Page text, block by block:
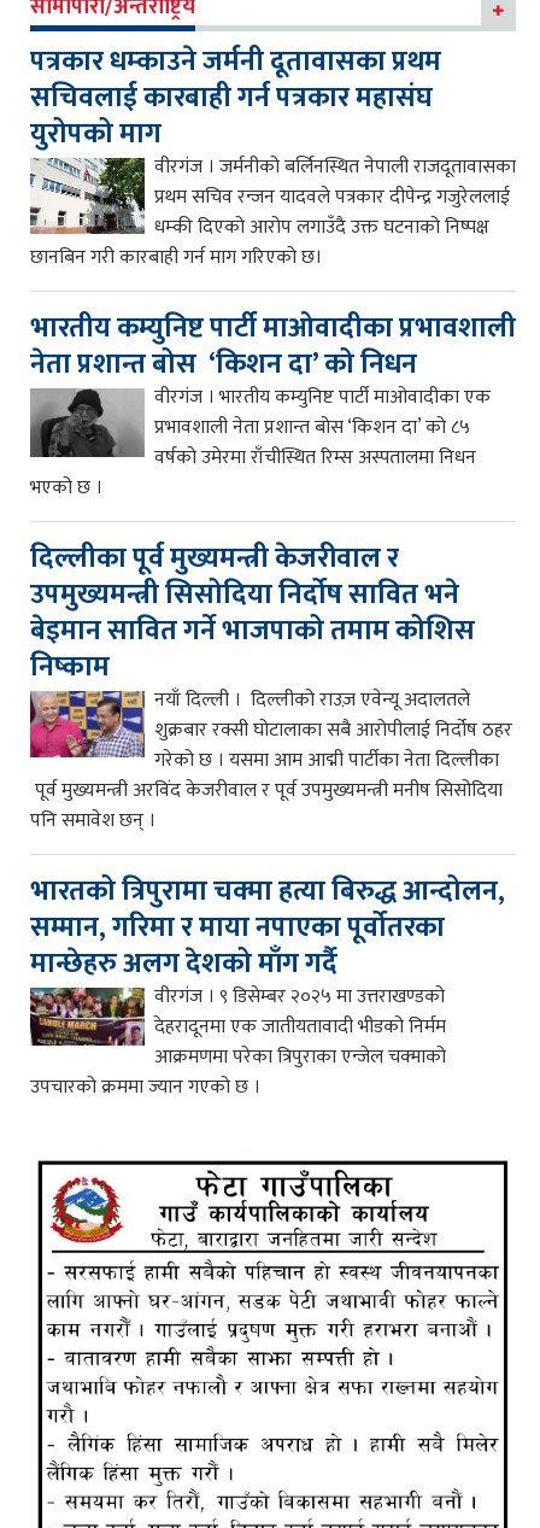
सीमापारी/अन्तराष्ट्रिय
पत्रकार धम्काउने जर्मनी दूतावासका प्रथम
सचिवलाई कारबाही गर्न पत्रकार महासंघ
युरोपको माग
वीरगंज । जर्मनीको बर्लिनस्थित नेपाली राजदूतावासका
प्रथम सचिव रन्जन यादवले पत्रकार दीपेन्द्र गजुरेललाई
धम्की दिएको आरोप लगाउँदै उक्त घटनाको निष्पक्ष
छानबिन गरी कारबाही गर्न माग गरिएको छ।
भारतीय कम्युनिष्ट पार्टी माओवादीका प्रभावशाली
नेता प्रशान्त बोस ‘किशन दा’ को निधन
वीरगंज । भारतीय कम्युनिष्ट पार्टी माओवादीका एक
प्रभावशाली नेता प्रशान्त बोस ‘किशन दा’ को ८५
वर्षको उमेरमा राँचीस्थित रिम्स अस्पतालमा निधन
भएको छ ।
दिल्लीका पूर्व मुख्यमन्त्री केजरीवाल र
उपमुख्यमन्त्री सिसोदिया निर्दोष सावित भने
बेइमान सावित गर्ने भाजपाको तमाम कोशिस
निष्काम
नयाँ दिल्ली । दिल्लीको राउज़ एवेन्यू अदालतले
शुक्रबार रक्सी घोटालाका सबै आरोपीलाई निर्दोष ठहर
गरेको छ । यसमा आम आद्मी पार्टीका नेता दिल्लीका
पूर्व मुख्यमन्त्री अरविंद केजरीवाल र पूर्व उपमुख्यमन्त्री मनीष सिसोदिया
पनि समावेश छन् ।
भारतको त्रिपुरामा चक्मा हत्या बिरुद्ध आन्दोलन,
सम्मान, गरिमा र माया नपाएका पूर्वोतरका
मान्छेहरु अलग देशको माँग गर्दै
वीरगंज । ९ डिसेम्बर २०२५ मा उत्तराखण्डको
देहरादूनमा एक जातीयतावादी भीडको निर्मम
आक्रमणमा परेका त्रिपुराका एन्जेल चक्माको
उपचारको क्रममा ज्यान गएको छ ।